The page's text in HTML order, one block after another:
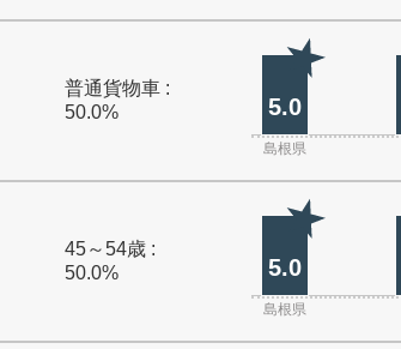
普通貨物車 :
50.0%
5.0
島根県
45～54歳 :
50.0%
5.0
島根県